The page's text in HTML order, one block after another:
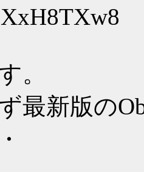
。
最新版の